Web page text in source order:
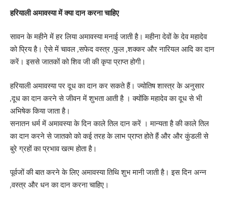
हरियाली अमावस्या में क्या दान करना चाहिए
सावन के महीने में हर लिया अमावस्या मनाई जाती है। महीना देवों के देव महादेव
को प्रिय है। ऐसे में चावल ,सफेद वस्त्र ,फुल ,शक्कर और नारियल आदि का दान
करें। इससे जातकों को शिव जी की कृपा प्राप्त होगी।
हरियाली अमावस्या पर दूध का दान कर सकते हैं। ज्योतिष शास्त्र के अनुसार
,दूध का दान करने से जीवन में शुभता आती है । क्योंकि महादेव का दूध से भी
अभिषेक किया जाता है।
सनातन धर्म में अमावस्या के दिन काले तिल दान करें । मान्यता है की काले तिल
का दान करने से जातको को कई तरह के लाभ प्राप्त होते हैं और और कुंडली से
बुरे ग्रहों का प्रभाव खत्म होता है।
पूर्वजों की बात करने के लिए अमावस्या तिथि शुभ मानी जाती है। इस दिन अन्न
,वस्त्र और धन का दान करना चाहिए।